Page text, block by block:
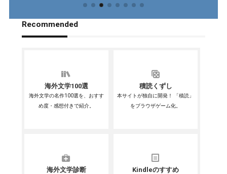
Recommended
海外文学100選
海外文学の名作100選を、おすす
め度・感想付きで紹介。
積読くずし
本サイトが独自に開発！ 「積読」
をブラウザゲーム化。
海外文学診断 Kindleのすすめ